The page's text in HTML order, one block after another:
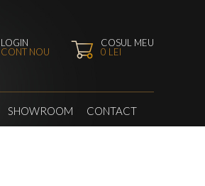
COSUL MEU
0 LEI
LOGIN
CONT NOU
SHOWROOM CONTACT